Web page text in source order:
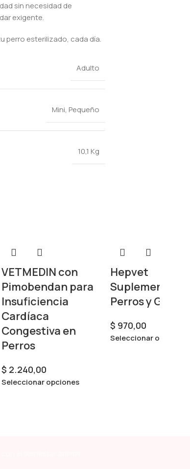
sin necesidad de
exigente.
perro esterilizado, cada día.
Adulto
Mini, Pequeño
10,1 Kg
VETMEDIN con
Pimobendan para
Insuficiencia
Cardíaca
Congestiva en
Perros
$ 2.240,00
Seleccionar opciones
Hepvet
Suplemento
Perros y Gatos
$ 970,00
Seleccionar opciones